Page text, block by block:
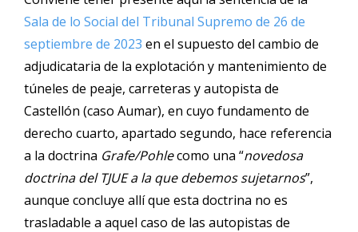
Sala de lo Social del Tribunal Supremo de 26 de
septiembre de 2023 en el supuesto del cambio de
adjudicataria de la explotación y mantenimiento de
túneles de peaje, carreteras y autopista de
Castellón (caso Aumar), en cuyo fundamento de
derecho cuarto, apartado segundo, hace referencia
a la doctrina Grafe/Pohlecomo una “novedosa
doctrina del TJUE a la que debemos sujetarnos”,
aunque concluye allí que esta doctrina no es
trasladable a aquel caso de las autopistas de